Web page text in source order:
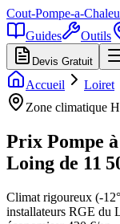
Cout-Pompe-a-
Guides
Outils
Devis Gratuit
Accueil Loiret
Zone climatique
Prix Pompe
Loing de 11
Climat rigoureux (-
installateurs RGE du